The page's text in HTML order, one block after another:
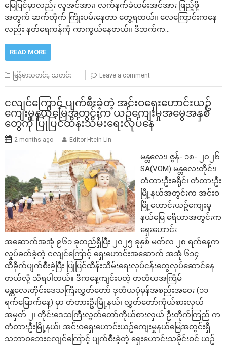
မြေပြင်မှာလည်း လူအင်အား၊ လက်နက်ခဲယမ်းအင်အား ဖြည့်ဖို့
အတွက် ဆက်တိုက် ကြိုးပမ်းနေတာ တွေ့ရတယ်။ လေကြောင်းကနေ
လည်း နတ်ရေကန်ကို ကာကွယ်နေတယ်။ ဒီဘက်က…
READ MORE
မြန်မာသတင်း, သတင်း Leave a comment
ငလျင်ကြောင့် ပျက်စီးခဲ့တဲ့ အင်းဝရှေးဟောင်းယဥ်
ကျေးမှုနယ်မြေအတွင်းက ယဥ်ကျေးမှုအမွေအနှစ်
တွေကို ပြုပြင်ထိန်းသိမ်းရေးလုပ်နေ
2 months ago Editor Htein Lin
မန္တလေး၊ ဇွန်- ၁၈- ၂၀၂၆
SA(VOM) မန္တလေးတိုင်း၊
တံတားဦးခရိုင်၊ တံတားဦး
မြို့နယ်အတွင်းက အင်းဝ
မြို့ဟောင်းယဥ်ကျေးမှု
နယ်မြေ ဧရိယာအတွင်းက
ရှေးဟောင်း
အဆောက်အအုံ ၉၆၁ ခုတည်ရှိပြီး ၂၀၂၅ ခုနှစ် မတ်လ ၂၈ ရက်နေ့က
လှုပ်ခတ်ခဲ့တဲ့ ငလျင်ကြောင့် ရှေးဟောင်းအဆောက် အအုံ ၆၁၄
ထိခိုက်ပျက်စီးခဲ့ပြီး ပြုပြင်ထိန်းသိမ်းရေးလုပ်ငန်းတွေလုပ်ဆောင်နေ
တယ်လို့ သိရပါတယ်။ ဒီကနေ့ကျင်းပတဲ့ တတိယအကြိမ်
မန္တလေးတိုင်းဒေသကြီးလွှတ်တော် ဒုတိယပုံမှန်အစည်းအဝေး (၁၁
ရက်မြောက်နေ့) မှာ တံတားဦးမြို့နယ်၊ လွှတ်တော်ကိုယ်စားလှယ်
အမှတ် ၂၊ တိုင်းဒေသကြီးလွှတ်တော်ကိုယ်စားလှယ် ဦးတိုက်ကြည် က
တံတားဦးမြို့နယ်၊ အင်းဝရှေးဟောင်းယဥ်ကျေးမှုနယ်မြေအတွင်းရှိ
သဘာဝဘေးငလျင်ကြောင့် ပျက်စီးခဲ့တဲ့ ရှေးဟောင်းသမိုင်းဝင် ယဥ်